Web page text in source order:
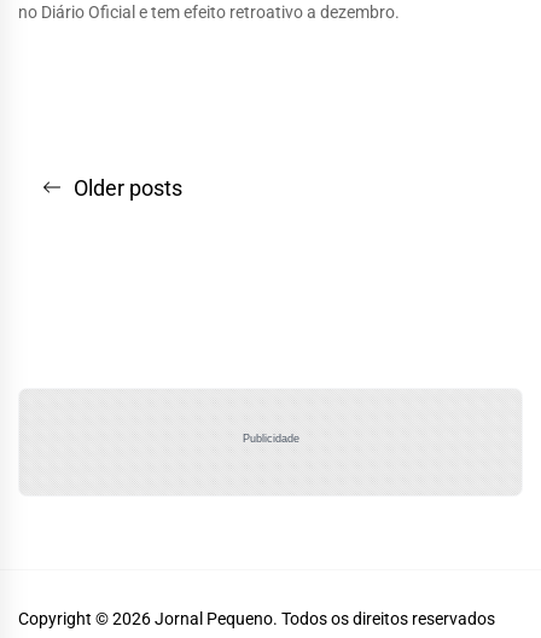
no Diário Oficial e tem efeito retroativo a dezembro.
Navegação
Older posts
Publicidade
Copyright © 2026Jornal Pequeno. Todos os direitos reservados